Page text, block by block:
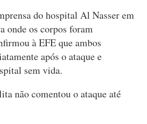
do hospital Al Nasser em
onde os corpos foram
à EFE que ambos
após o ataque e
sem vida.
não comentou o ataque até